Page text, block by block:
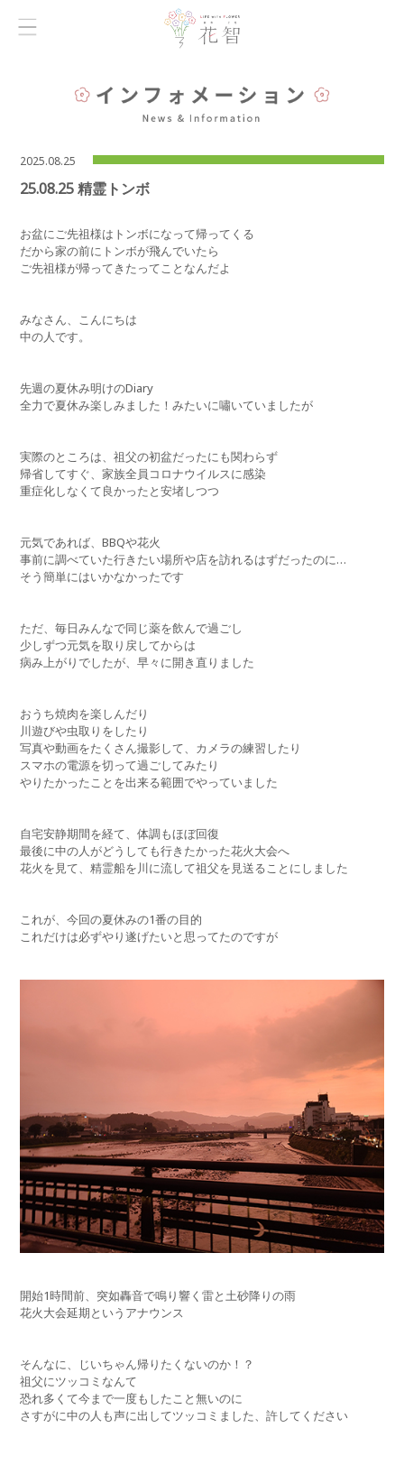
2025.08.25
25.08.25 精霊トンボ
お盆にご先祖様はトンボになって帰ってくる
だから家の前にトンボが飛んでいたら
ご先祖様が帰ってきたってことなんだよ
みなさん、こんにちは
中の人です。
先週の夏休み明けのDiary
全力で夏休み楽しみました！みたいに嘯いていましたが
実際のところは、祖父の初盆だったにも関わらず
帰省してすぐ、家族全員コロナウイルスに感染
重症化しなくて良かったと安堵しつつ
元気であれば、BBQや花火
事前に調べていた行きたい場所や店を訪れるはずだったのに…
そう簡単にはいかなかったです
ただ、毎日みんなで同じ薬を飲んで過ごし
少しずつ元気を取り戻してからは
病み上がりでしたが、早々に開き直りました
おうち焼肉を楽しんだり
川遊びや虫取りをしたり
写真や動画をたくさん撮影して、カメラの練習したり
スマホの電源を切って過ごしてみたり
やりたかったことを出来る範囲でやっていました
自宅安静期間を経て、体調もほぼ回復
最後に中の人がどうしても行きたかった花火大会へ
花火を見て、精霊船を川に流して祖父を見送ることにしました
これが、今回の夏休みの1番の目的
これだけは必ずやり遂げたいと思ってたのですが
開始1時間前、突如轟音で鳴り響く雷と土砂降りの雨
花火大会延期というアナウンス
そんなに、じいちゃん帰りたくないのか！？
祖父にツッコミなんて
恐れ多くて今まで一度もしたこと無いのに
さすがに中の人も声に出してツッコミました、許してください